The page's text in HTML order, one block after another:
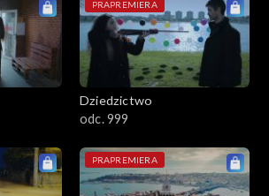
PRAPREMIERA
Dziedzictwo
odc. 999
PRAPREMIERA